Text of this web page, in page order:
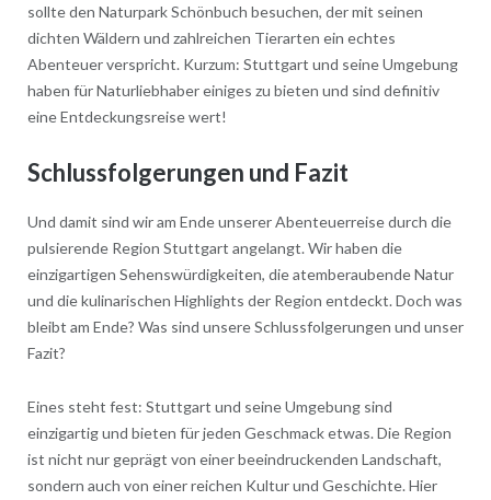
sollte den Naturpark Schönbuch besuchen, der mit seinen
dichten Wäldern und zahlreichen Tierarten ein echtes
Abenteuer verspricht. Kurzum: Stuttgart und seine Umgebung
haben für Naturliebhaber einiges zu bieten und sind definitiv
eine Entdeckungsreise wert!
Schlussfolgerungen und Fazit
Und damit sind wir am Ende unserer Abenteuerreise durch die
pulsierende Region Stuttgart angelangt. Wir haben die
einzigartigen Sehenswürdigkeiten, die atemberaubende Natur
und die kulinarischen Highlights der Region entdeckt. Doch was
bleibt am Ende? Was sind unsere Schlussfolgerungen und unser
Fazit?
Eines steht fest: Stuttgart und seine Umgebung sind
einzigartig und bieten für jeden Geschmack etwas. Die Region
ist nicht nur geprägt von einer beeindruckenden Landschaft,
sondern auch von einer reichen Kultur und Geschichte. Hier